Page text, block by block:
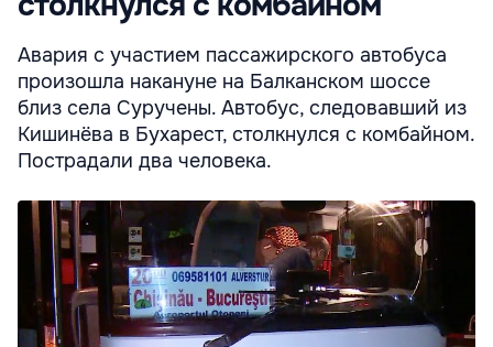
Авария с участием пассажирского автобуса
произошла накануне на Балканском шоссе
близ села Суручены. Автобус, следовавший из
Кишинёва в Бухарест, столкнулся с комбайном.
Пострадали два человека.